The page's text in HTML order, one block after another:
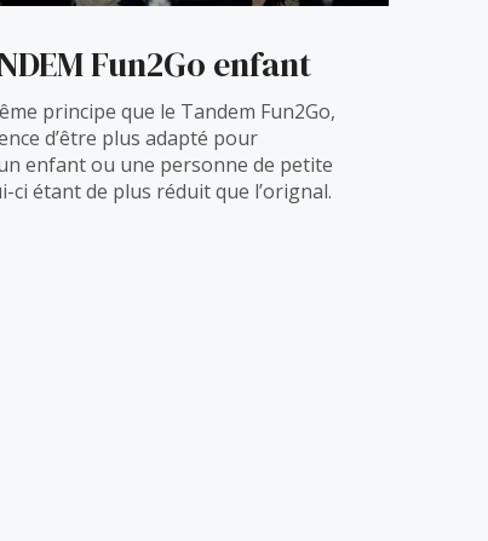
Fun2Go enfant
principe que le Tandem Fun2Go,
d’être plus adapté pour
enfant ou une personne de petite
ci étant de plus réduit que l’orignal.